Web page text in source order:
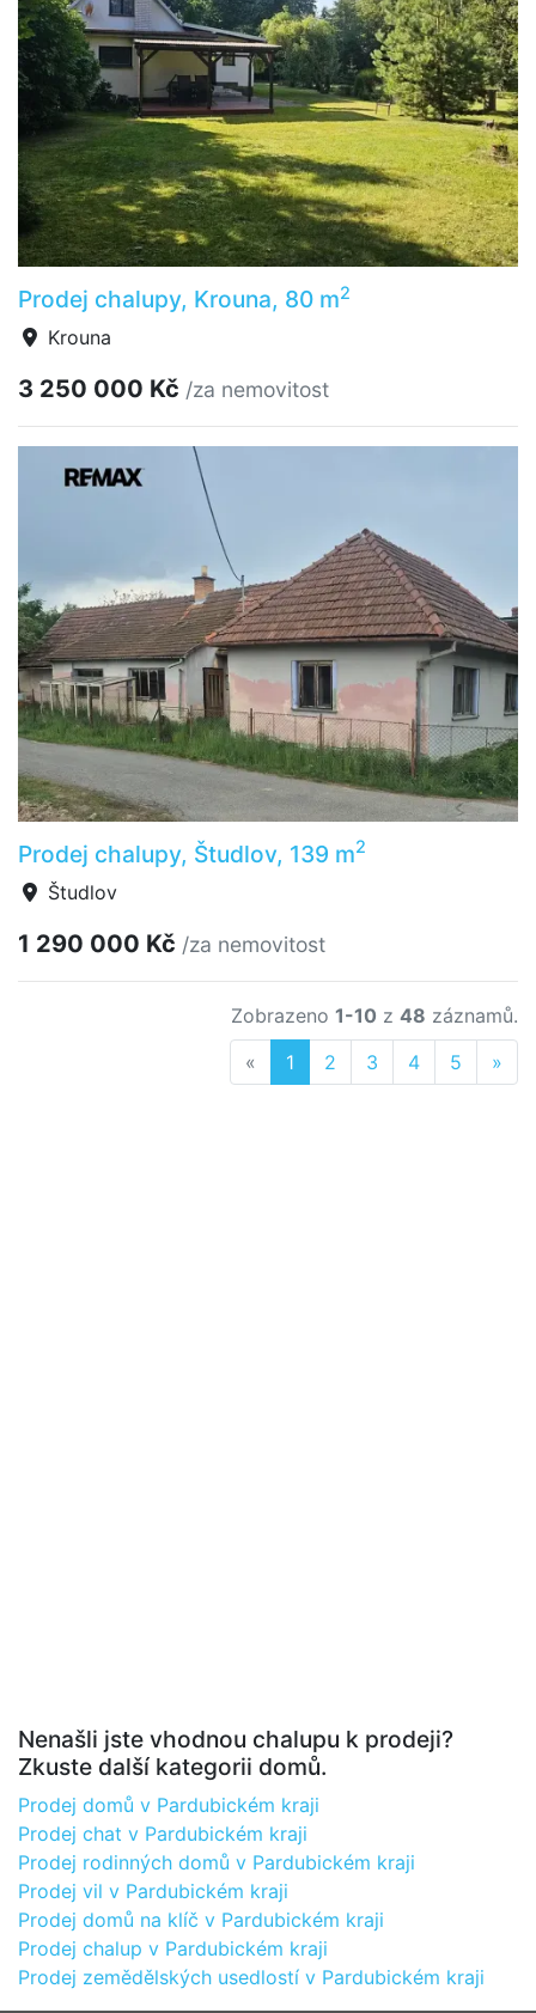
Prodej chalupy, Krouna, 80 m2
Krouna
3 250 000 Kč /za nemovitost
Prodej chalupy, Študlov, 139 m2
Študlov
1 290 000 Kč /za nemovitost
Zobrazeno 1-10 z 48 záznamů.
« Previous
1 2 3 4 5 »
Nenašli jste vhodnou chalupu k prodeji?
Zkuste další kategorii domů.
Prodej domů v Pardubickém kraji
Prodej chat v Pardubickém kraji
Prodej rodinných domů v Pardubickém kraji
Prodej vil v Pardubickém kraji
Prodej domů na klíč v Pardubickém kraji
Prodej chalup v Pardubickém kraji
Prodej zemědělských usedlostí v Pardubickém kraji